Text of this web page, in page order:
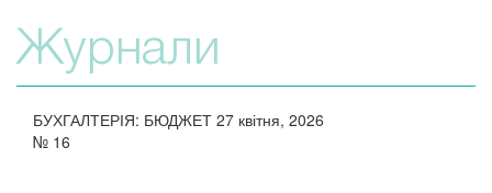
Журнали
БУХГАЛТЕРІЯ: БЮДЖЕТ 27 квітня, 2026
№ 16